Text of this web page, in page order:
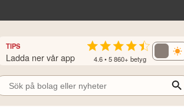
TIPS
Ladda ner vår app 4.6 • 5 860+ betyg